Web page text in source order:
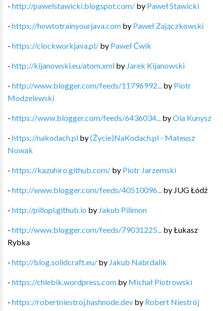
- http://pawelstawicki.blogspot.com/ by Paweł Stawicki
- https://howtotrainyourjava.com by Paweł Zajączkowski
- https://clockworkjava.pl/ by Paweł Ćwik
- http://kijanowski.eu/atom.xml by Jarek Kijanowski
- http://www.blogger.com/feeds/11796992... by Piotr
Modzelewski
- https://www.blogger.com/feeds/6436034... byOla Kunysz
- https://nakodach.pl by(Życie)NaKodach.pl - Mateusz
Nowak
- https://kazuhiro.github.com/ by Piotr Jarzemski
- http://www.blogger.com/feeds/40510096... by JUG Łódź
- http://pillopl.github.io by Jakub Pilimon
- http://www.blogger.com/feeds/79031225... byŁukasz
Rybka
- http://blog.solidcraft.eu/ by Jakub Nabrdalik
- https://chlebik.wordpress.com by Michał Piotrowski
- https://robertniestroj.hashnode.dev by Robert Niestrój